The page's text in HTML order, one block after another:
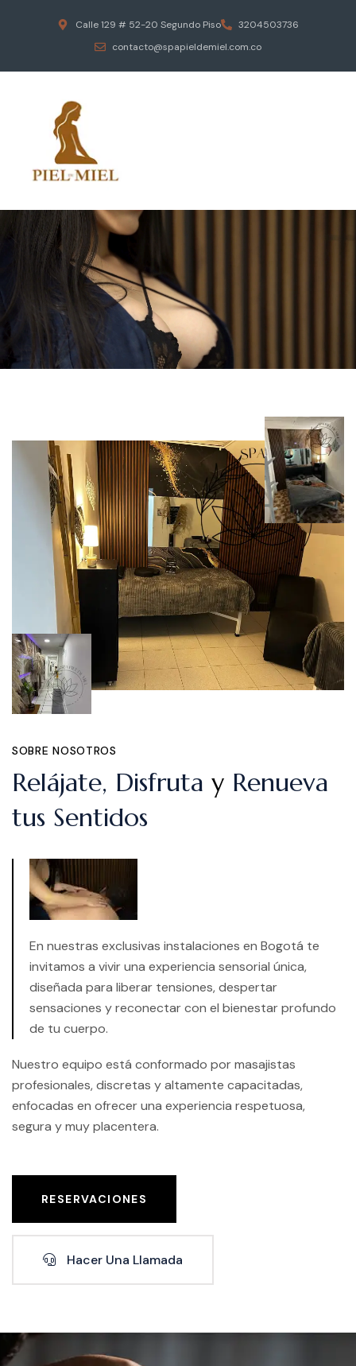
Calle 129 # 52-20 Segundo Piso
3204503736
contacto@spapieldemiel.com.co
ESCAPA DEL ESTRES DIARIO
MASAJES EROTICOS
PIEL DE MIEL
SOBRE NOSOTROS
Relájate, Disfruta y Renueva
tus Sentidos
En nuestras exclusivas instalaciones en Bogotá te
invitamos a vivir una experiencia sensorial única,
diseñada para liberar tensiones, despertar
sensaciones y reconectar con el bienestar profundo
de tu cuerpo.
Nuestro equipo está conformado por masajistas
profesionales, discretas y altamente capacitadas,
enfocadas en ofrecer una experiencia respetuosa,
segura y muy placentera.
RESERVACIONES
Hacer Una Llamada